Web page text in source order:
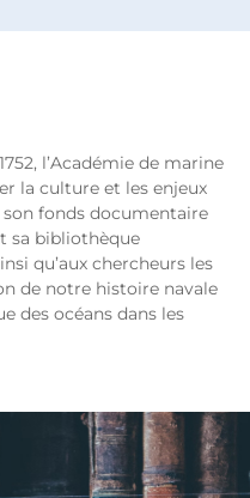
l’Académie de marine
la culture et les enjeux
son fonds documentaire
sa bibliothèque
qu’aux chercheurs les
de notre histoire navale
des océans dans les